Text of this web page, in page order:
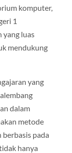
komputer,
1
yang luas
mendukung
yang
dalam
metode
berbasis pada
hanya